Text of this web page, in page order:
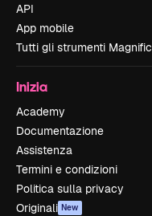
API
App mobile
Tutti gli strumenti Magnific
Inizia
Academy
Documentazione
Assistenza
Termini e condizioni
Politica sulla privacy
Originali New